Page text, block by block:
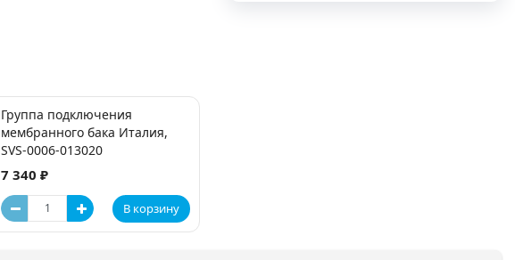
Группа подключения
мембранного бака Италия,
SVS-0006-013020
7 340 ₽
В корзину